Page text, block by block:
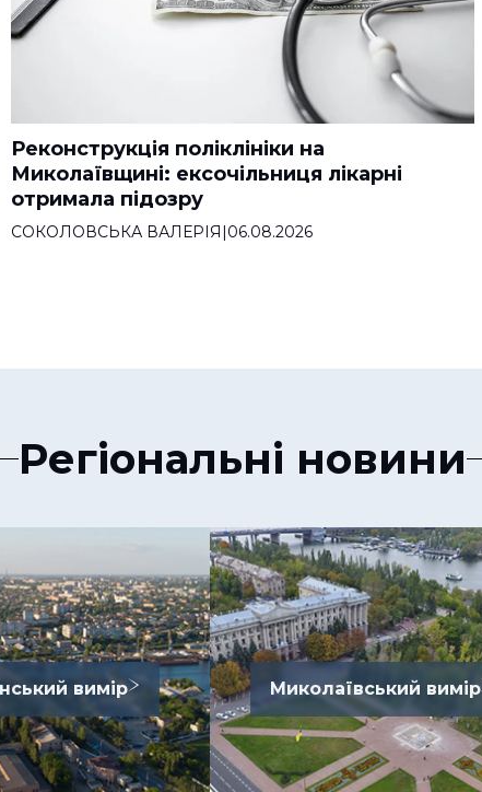
Реконструкція поліклініки на
Миколаївщині: ексочільниця лікарні
отримала підозру
СОКОЛОВСЬКА ВАЛЕРІЯ|06.08.2026
Регіональні новини
вимір Миколаївський вимір